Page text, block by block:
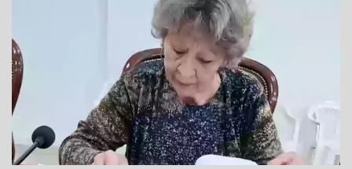
los jubilados, la concejal Mirta Edith Copes —integrante del
bloque de La Libertad Avanza en el Concejo Deliberante de
dejó trascender su descontento con la gestión
nacional y sembró dudas sobre si volverá a acompañar
a Javier Milei en una futura elección.